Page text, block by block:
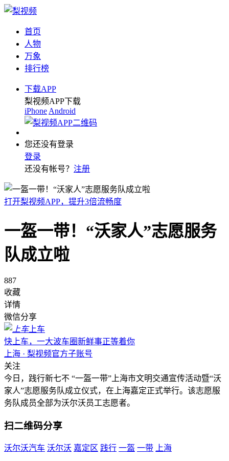
首页
人物
万象
排行榜
下载APP
梨视频APP下载
iPhone Android
您还没有登录
登录
还没有帐号？ 注册
打开梨视频APP，提升3倍流畅度
一盔一带！“沃家人”志愿服务
队成立啦
887
收藏
详情
微信分享
上车
快上车，一大波车圈新鲜事正等着你
上海 · 梨视频官方子账号
关注
今日，践行新七不 “一盔一带”上海市文明交通宣传活动暨“沃
家人”志愿服务队成立仪式，在上海嘉定正式举行。该志愿服
务队成员全部为沃尔沃员工志愿者。
扫二维码分享
沃尔沃汽车 沃尔沃 嘉定区 践行 一盔 一带 上海